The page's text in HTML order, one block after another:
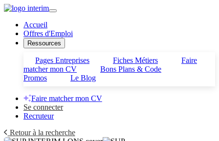
Accueil
Offres d'Emploi
Ressources
Pages Entreprises Fiches Métiers
Faire
matcher mon CV
Bons Plans & Code
Promos
Le Blog
Faire matcher mon CV
Se connecter
Recruteur
Retour à la recherche